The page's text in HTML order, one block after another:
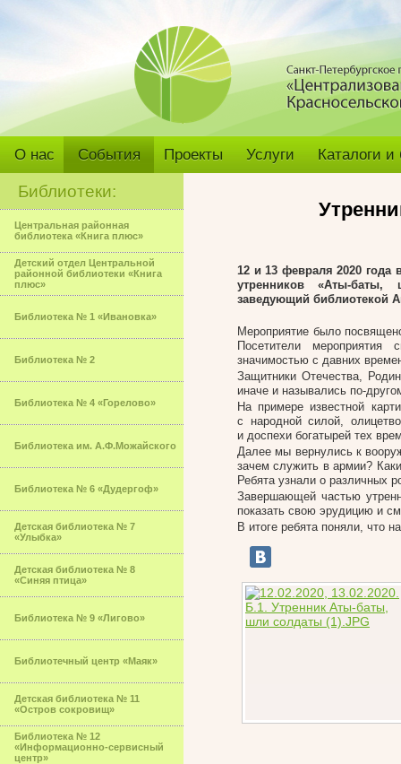
О нас События Проекты Услуги Каталоги
Библиотеки:
Центральная районная
библиотека «Книга плюс»
Детский отдел Центральной
районной библиотеки «Книга
плюс»
Библиотека № 1 «Ивановка»
Библиотека № 2
Библиотека № 4 «Горелово»
Библиотека им. А.Ф.Можайского
Библиотека № 6 «Дудергоф»
Детская библиотека № 7
«Улыбка»
Детская библиотека № 8
«Синяя птица»
Библиотека № 9 «Лигово»
Библиотечный центр «Маяк»
Детская библиотека № 11
«Остров сокровищ»
Библиотека № 12
«Информационно-сервисный
центр»
12 и 13 февраля 2020 года
утренников «Аты-
заведующий библиотекой
Мероприятие было
Посетители мероприятия
значимостью с давних
Защитники Отечества,
иначе и назывались по-
На примере известной
с народной силой,
и доспехи богатырей тех
Далее мы вернулись к
зачем служить в армии?
Ребята узнали о различных
Завершающей частью
показать свою эрудицию и
В итоге ребята поняли, что